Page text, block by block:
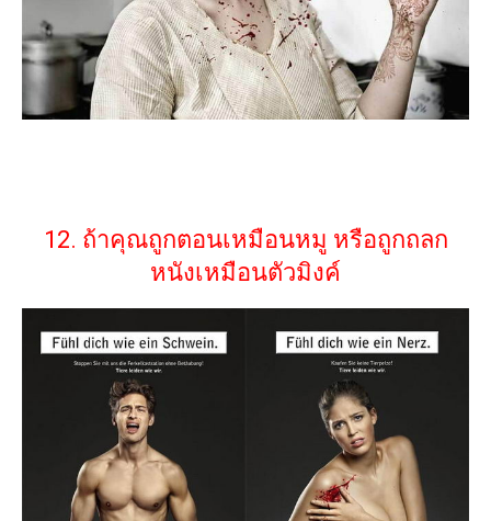
12. ถ้าคุณถูกตอนเหมือนหมู หรือถูกถลก
หนังเหมือนตัวมิงค์